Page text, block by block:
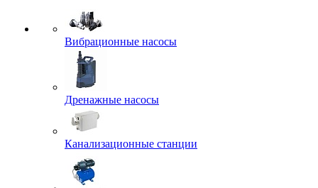
Вибрационные насосы
Дренажные насосы
Канализационные станции